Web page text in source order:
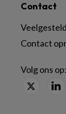
Contact
Contact
Volg ons op: